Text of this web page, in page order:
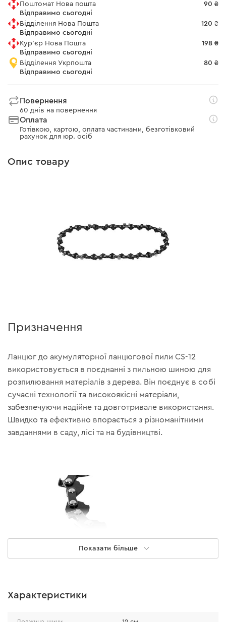
Поштомат Нова пошта
Відправимо сьогодні
90 ₴
Відділення Нова Пошта
Відправимо сьогодні
120 ₴
Кур'єр Нова Пошта
Відправимо сьогодні
198 ₴
Відділення Укрпошта
Відправимо сьогодні
80 ₴
Повернення
60 днів на повернення
Оплата
Готівкою, картою, оплата частинами, безготівковий
рахунок для юр. осіб
Опис товару
Призначення
Ланцюг до акумуляторної ланцюгової пили CS-12
використовується в поєднанні з пильною шиною для
розпилювання матеріалів з дерева. Він поєднує в собі
сучасні технології та високоякісні матеріали,
забезпечуючи надійне та довготривале використання.
Швидко та ефективно впорається з різноманітними
завданнями в саду, лісі та на будівництві.
Показати більше
Характеристики